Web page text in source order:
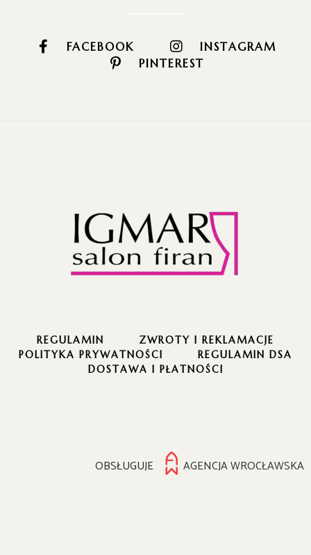
FACEBOOK
INSTAGRAM
PINTEREST
REGULAMIN
ZWROTY I REKLAMACJE
POLITYKA PRYWATNOŚCI
REGULAMIN DSA
DOSTAWA I PŁATNOŚCI
OBSŁUGUJE AGENCJA WROCŁAWSKA